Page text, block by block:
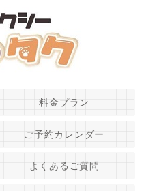
料金プラン
ご予約カレンダー
よくあるご質問